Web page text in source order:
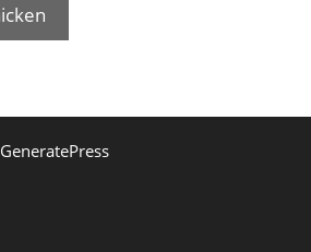
GeneratePress